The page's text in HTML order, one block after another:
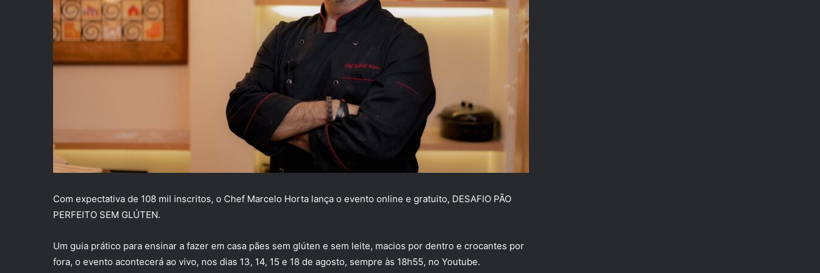
Com expectativa de 108 mil inscritos, o Chef Marcelo Horta lança o evento online e gratuito, DESAFIO PÃO
PERFEITO SEM GLÚTEN.
Um guia prático para ensinar a fazer em casa pães sem glúten e sem leite, macios por dentro e crocantes por
fora, o evento acontecerá ao vivo, nos dias 13, 14, 15 e 18 de agosto, sempre às 18h55, no Youtube.